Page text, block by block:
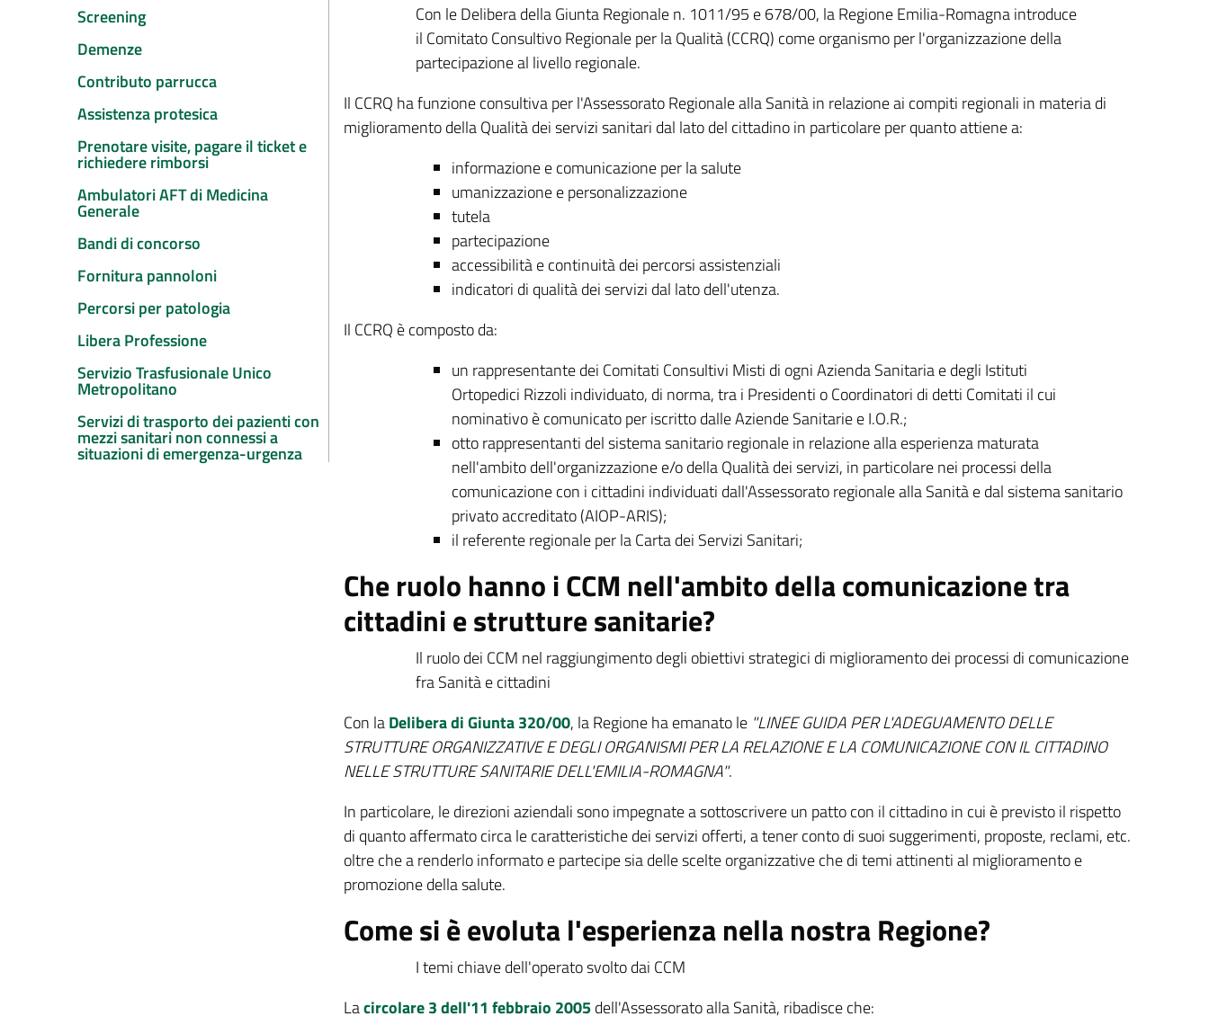
Screening
Demenze
Contributo parrucca
Assistenza protesica
Prenotare visite, pagare il ticket e
richiedere rimborsi
Ambulatori AFT di Medicina
Generale
Bandi di concorso
Fornitura pannoloni
Percorsi per patologia
Libera Professione
Servizio Trasfusionale Unico
Metropolitano
Servizi di trasporto dei pazienti con
mezzi sanitari non connessi a
situazioni di emergenza-urgenza
Con le Delibera della Giunta Regionale n. 1011/95 e 678/00, la Regione Emilia-Romagna introduce
il Comitato Consultivo Regionale per la Qualità (CCRQ) come organismo per l'organizzazione della
partecipazione al livello regionale.
Il CCRQ ha funzione consultiva per l'Assessorato Regionale alla Sanità in relazione ai compiti regionali in materia di
miglioramento della Qualità dei servizi sanitari dal lato del cittadino in particolare per quanto attiene a:
informazione e comunicazione per la salute
umanizzazione e personalizzazione
tutela
partecipazione
accessibilità e continuità dei percorsi assistenziali
indicatori di qualità dei servizi dal lato dell'utenza.
Il CCRQ è composto da:
un rappresentante dei Comitati Consultivi Misti di ogni Azienda Sanitaria e degli Istituti
Ortopedici Rizzoli individuato, di norma, tra i Presidenti o Coordinatori di detti Comitati il cui
nominativo è comunicato per iscritto dalle Aziende Sanitarie e I.O.R.;
otto rappresentanti del sistema sanitario regionale in relazione alla esperienza maturata
nell'ambito dell'organizzazione e/o della Qualità dei servizi, in particolare nei processi della
comunicazione con i cittadini individuati dall'Assessorato regionale alla Sanità e dal sistema sanitario
privato accreditato (AIOP-ARIS);
il referente regionale per la Carta dei Servizi Sanitari;
Che ruolo hanno i CCM nell'ambito della comunicazione tra
cittadini e strutture sanitarie?
Il ruolo dei CCM nel raggiungimento degli obiettivi strategici di miglioramento dei processi di comunicazione
fra Sanità e cittadini
Con laDelibera di Giunta 320/00, la Regione ha emanato le "LINEE GUIDA PER L'ADEGUAMENTO DELLE
STRUTTURE ORGANIZZATIVE E DEGLI ORGANISMI PER LA RELAZIONE E LA COMUNICAZIONE CON IL CITTADINO
NELLE STRUTTURE SANITARIE DELL'EMILIA-ROMAGNA".
In particolare, le direzioni aziendali sono impegnate a sottoscrivere un patto con il cittadino in cui è previsto il rispetto
di quanto affermato circa le caratteristiche dei servizi offerti, a tener conto di suoi suggerimenti, proposte, reclami, etc.
oltre che a renderlo informato e partecipe sia delle scelte organizzative che di temi attinenti al miglioramento e
promozione della salute.
Come si è evoluta l'esperienza nella nostra Regione?
I temi chiave dell'operato svolto dai CCM
Lacircolare 3 dell'11 febbraio 2005dell'Assessorato alla Sanità, ribadisce che: